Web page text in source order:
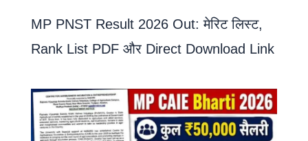
MP PNST Result 2026 Out: मेरिट लिस्ट,
Rank List PDF और Direct Download Link